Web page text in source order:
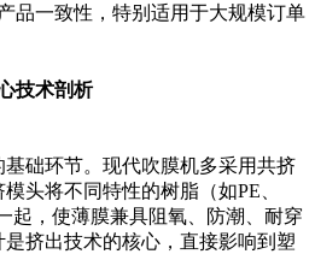
品一致性，特别适用于大规模订单
技术剖析
础环节。现代吹膜机多采用共挤
头将不同特性的树脂（如PE、
起，使薄膜兼具阻氧、防潮、耐穿
挤出技术的核心，直接影响到塑